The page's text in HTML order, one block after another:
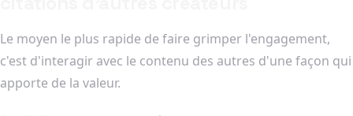
Le moyen le plus rapide de faire grimper l'engagement,
c'est d'interagir avec le contenu des autres d'une façon qui
apporte de la valeur.